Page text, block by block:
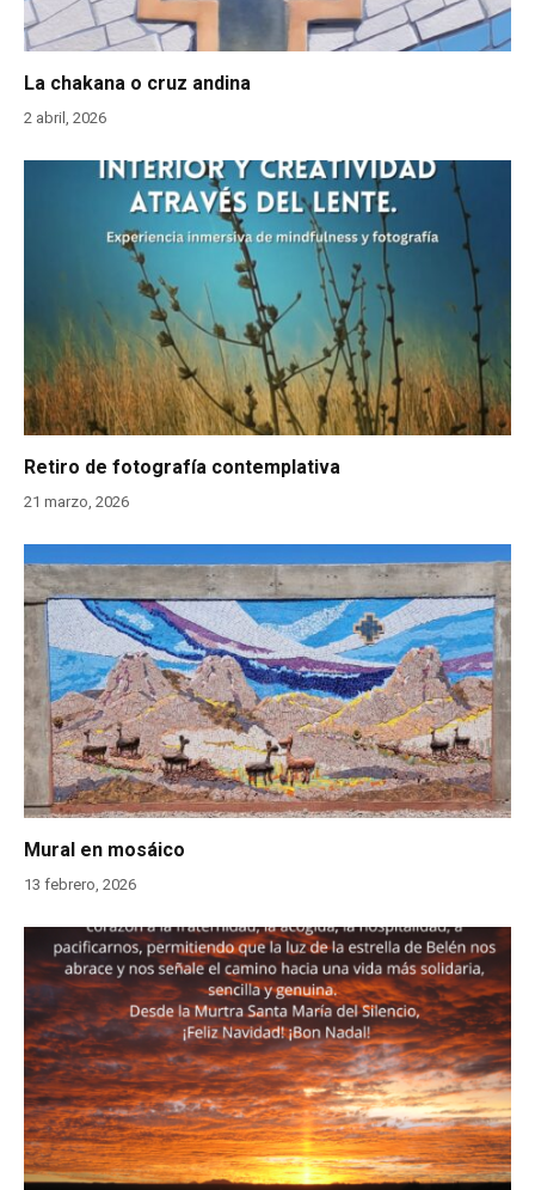
La chakana o cruz andina
2 abril, 2026
Retiro de fotografía contemplativa
21 marzo, 2026
Mural en mosáico
13 febrero, 2026